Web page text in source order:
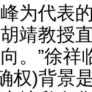
为代表
靖教授
。”徐祥
权)背景